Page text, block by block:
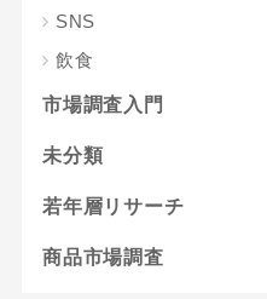
SNS
飲食
市場調査入門
未分類
若年層リサーチ
商品市場調査